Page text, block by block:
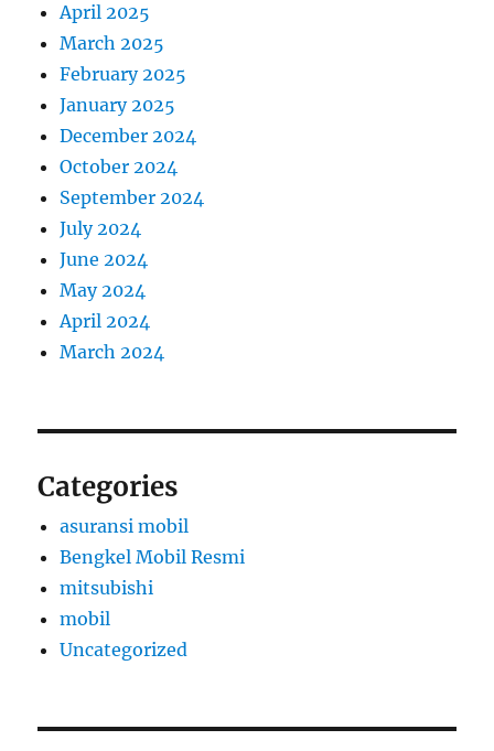
April 2025
March 2025
February 2025
January 2025
December 2024
October 2024
September 2024
July 2024
June 2024
May 2024
April 2024
March 2024
Categories
asuransi mobil
Bengkel Mobil Resmi
mitsubishi
mobil
Uncategorized